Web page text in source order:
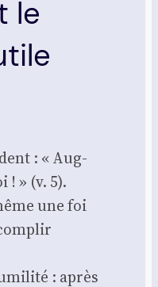
le
: « Aug­
! » (v. 5).
une foi
: après